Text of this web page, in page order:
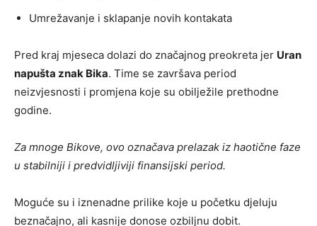
Umrežavanje i sklapanje novih kontakata
Pred kraj mjeseca dolazi do značajnog preokreta jer Uran
napušta znak Bika. Time se završava period
neizvjesnosti i promjena koje su obilježile prethodne
godine.
Za mnoge Bikove, ovo označava prelazak iz haotične faze
u stabilniji i predvidljiviji finansijski period.
Moguće su i iznenadne prilike koje u početku djeluju
beznačajno, ali kasnije donose ozbiljnu dobit.